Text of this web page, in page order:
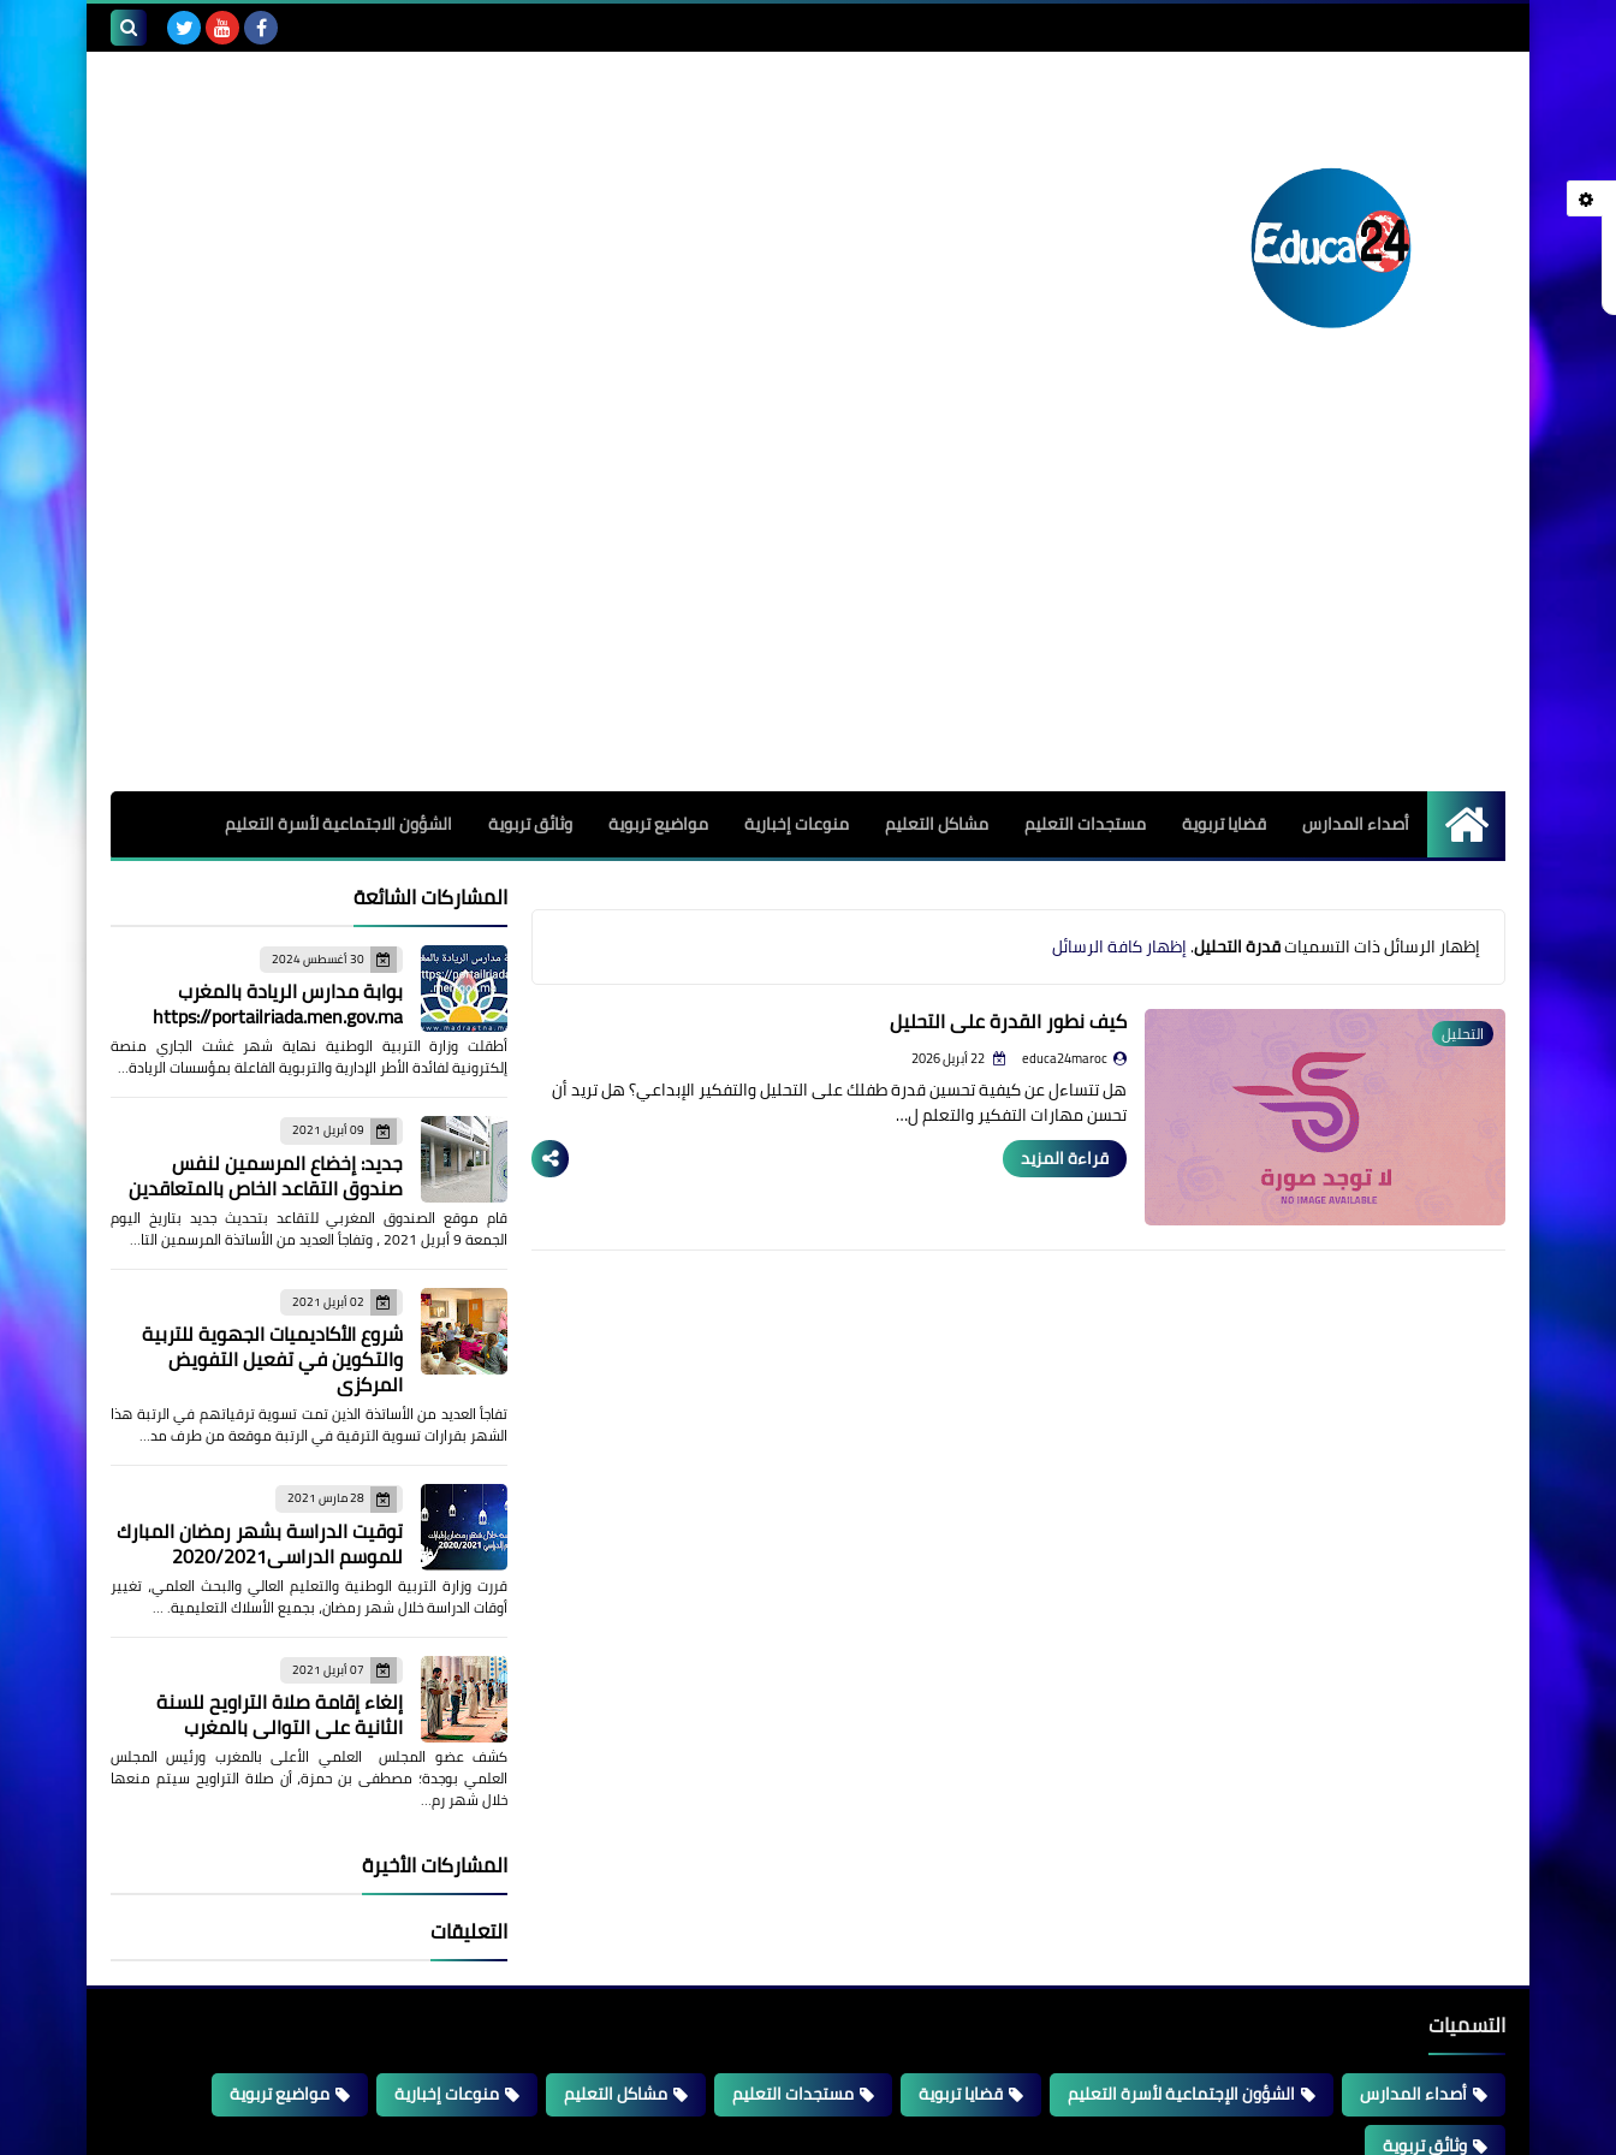
الإلكترونية
الرئيسية
أصداء المدارس قضايا تربوية مستجدات التعليم مشاكل التعليم منوعات إخبارية مواضيع تربوية وثائق تربوية الشؤون الاجتماعية لأسرة التعليم
‏إظهار الرسائل ذات التسمياتقدرة التحليل.إظهار كافة الرسائل
التحليل كيف نطور القدرة على التحليل
educa24maroc
هل تتساءل عن كيفية تحسين قدرة طفلك على التحليل والتفكير الإبداعي؟ هل تريد أن
تحسن مهارات التفكير والتعلم ل…
قراءة المزيد
المشاركات الشائعة
30 أغسطس 2024
بوابة مدارس الريادة بالمغرب
https://portailriada.men.gov.ma
أطقلت وزارة التربية الوطنية نهاية شهر غشت الجاري منصة
إلكترونية لفائدة الأطر الإدارية والتربوية الفاعلة بمؤسسات الريادة…
09 أبريل 2021
جديد: إخضاع المرسمين لنفس
صندوق التقاعد الخاص بالمتعاقدين
قام موقع الصندوق المغربي للتقاعد بتحديث جديد بتاريخ اليوم
الجمعة 9 أبريل 2021 ، وتفاجأ العديد من الأساتذة المرسمين التا…
02 أبريل 2021
شروع الأكاديميات الجهوية للتربية
والتكوين في تفعيل التفويض
المركزي
تفاجأ العديد من الأساتذة الذين تمت تسوية ترقياتهم في الرتبة هذا
الشهر بقرارات تسوية الترقية في الرتبة موقعة من طرف مد…
28 مارس 2021
توقيت الدراسة بشهر رمضان المبارك
للموسم الدراسي2020/2021
قررت وزارة التربية الوطنية والتعليم العالي والبحث العلمي، تغيير
أوقات الدراسة خلال شهر رمضان، بجميع الأسلاك التعليمية. …
07 أبريل 2021
إلغاء إقامة صلاة التراويح للسنة
الثانية على التوالي بالمغرب
كشف عضو المجلس العلمي الأعلى بالمغرب ورئيس المجلس
العلمي بوجدة؛ مصطفى بن حمزة، أن صلاة التراويح سيتم منعها
خلال شهر رم…
المشاركات الأخيرة
التعليقات
التسميات
أصداء المدارس الشؤون الإجتماعية لأسرة التعليم قضايا تربوية مستجدات التعليم مشاكل التعليم منوعات إخبارية
مواضيع تربوية
وثائق تربوية